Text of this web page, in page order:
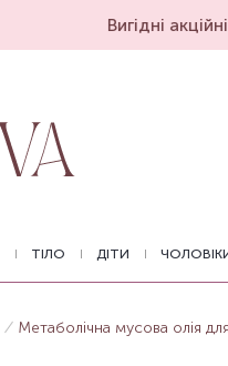
Вигідні
ТІЛО ДІТИ
Метаболічна мусова олія